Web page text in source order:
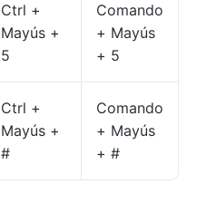
Ctrl +
Mayús +
5
Comando
+ Mayús
+ 5
Ctrl +
Mayús +
#
Comando
+ Mayús
+ #